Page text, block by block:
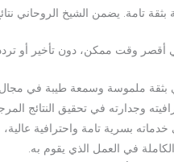
بثقة تامة. يضمن الشيخ الروحاني
وقت ممكن، دون تأخير أو
بثقة ملموسة وسمعة طيبة في
وجدارته في تحقيق النتائج
خدماته بسرية تامة واحترافية
في العمل الذي يقوم به.